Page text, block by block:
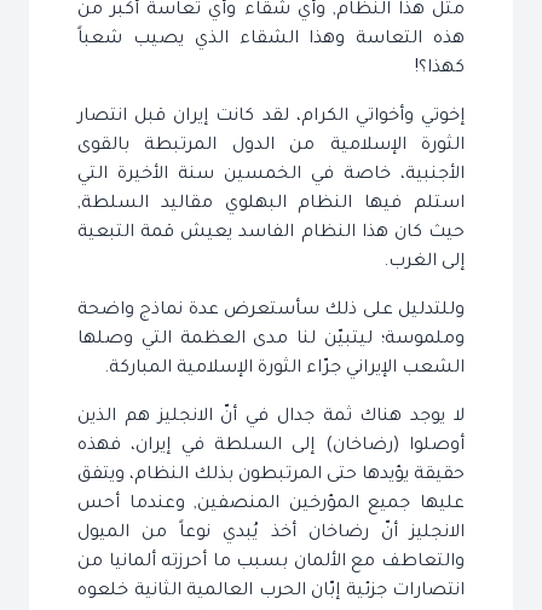
مثل هذا النظام, وأي شقاء وأي تعاسة أكبر من
هذه التعاسة وهذا الشقاء الذي يصيب شعباً
كهذا؟!
إخوتي وأخواتي الكرام، لقد كانت إيران قبل انتصار
الثورة الإسلامية من الدول المرتبطة بالقوى
الأجنبية، خاصة في الخمسين سنة الأخيرة التي
استلم فيها النظام البهلوي مقاليد السلطة,
حيث كان هذا النظام الفاسد يعيش قمة التبعية
إلى الغرب.
وللتدليل على ذلك سأستعرض عدة نماذج واضحة
وملموسة؛ ليتبيّن لنا مدى العظمة التي وصلها
الشعب الإيراني جرّاء الثورة الإسلامية المباركة.
لا يوجد هناك ثمة جدال في أنّ الانجليز هم الذين
أوصلوا (رضاخان) إلى السلطة في إيران، فهذه
حقيقة يؤيدها حتى المرتبطون بذلك النظام، ويتفق
عليها جميع المؤرخين المنصفين, وعندما أحس
الانجليز أنّ رضاخان أخذ يُبدي نوعاً من الميول
والتعاطف مع الألمان بسبب ما أحرزته ألمانيا من
انتصارات جزئية إبّان الحرب العالمية الثانية خلعوه